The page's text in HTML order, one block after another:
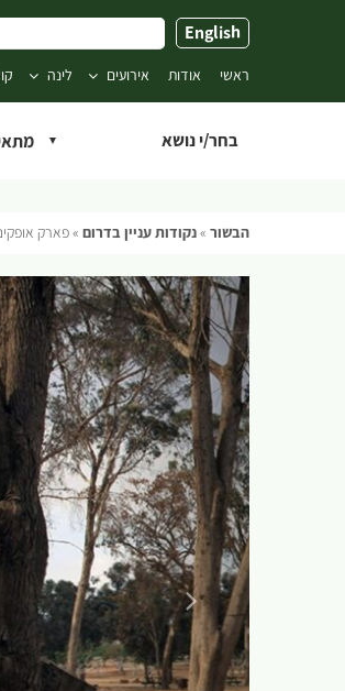
English
ראשי אודות אירועים לינה
בחר/י נושא
הבשור »נקודות עניין בדרום »פארק